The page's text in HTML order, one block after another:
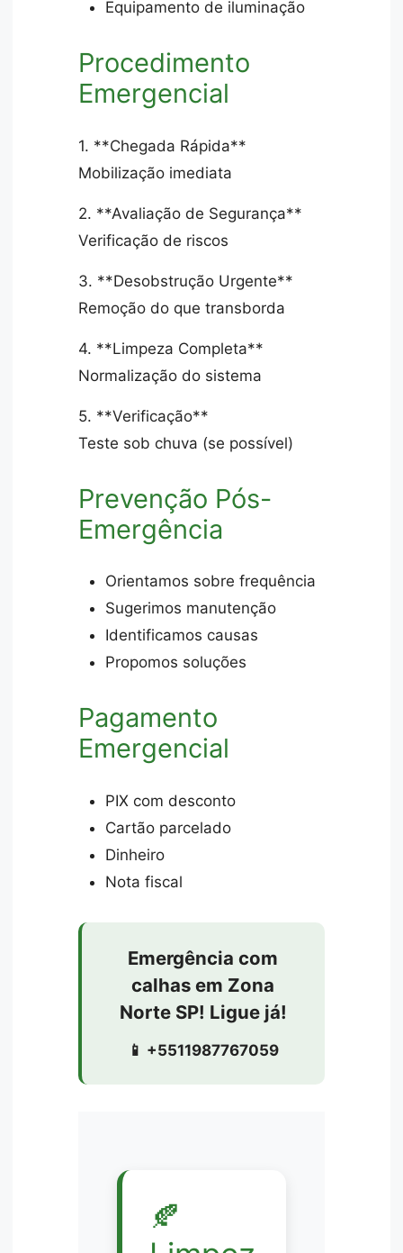
Equipamento de iluminação
Procedimento
Emergencial
1. **Chegada Rápida**
Mobilização imediata
2. **Avaliação de Segurança**
Verificação de riscos
3. **Desobstrução Urgente**
Remoção do que transborda
4. **Limpeza Completa**
Normalização do sistema
5. **Verificação**
Teste sob chuva (se possível)
Prevenção Pós-
Emergência
Orientamos sobre frequência
Sugerimos manutenção
Identificamos causas
Propomos soluções
Pagamento
Emergencial
PIX com desconto
Cartão parcelado
Dinheiro
Nota fiscal
Emergência com
calhas em Zona
Norte SP! Ligue já!
📱 +5511987767059
🍂